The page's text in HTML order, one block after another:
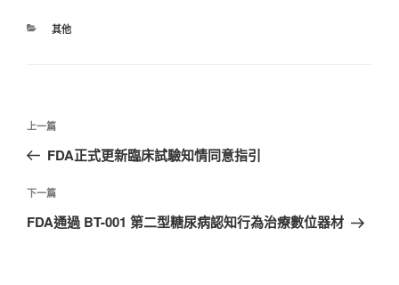
分
其他
文
導
覽
上
一
文
章
上一篇
FDA正式更新臨床試驗知情同意指引
下
一
下一篇
FDA通過 BT-001 第二型糖尿病認知行為治療數位器材